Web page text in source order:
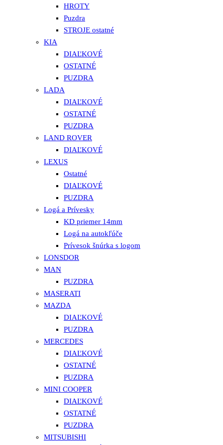
HROTY
Puzdra
STROJE ostatné
KIA
DIAĽKOVÉ
OSTATNÉ
PUZDRA
LADA
DIAĽKOVÉ
OSTATNÉ
PUZDRA
LAND ROVER
DIAĽKOVÉ
LEXUS
Ostatné
DIAĽKOVÉ
PUZDRA
Logá a Prívesky
KD priemer 14mm
Logá na autokľúče
Prívesok šnúrka s logom
LONSDOR
MAN
PUZDRA
MASERATI
MAZDA
DIAĽKOVÉ
PUZDRA
MERCEDES
DIAĽKOVÉ
OSTATNÉ
PUZDRA
MINI COOPER
DIAĽKOVÉ
OSTATNÉ
PUZDRA
MITSUBISHI